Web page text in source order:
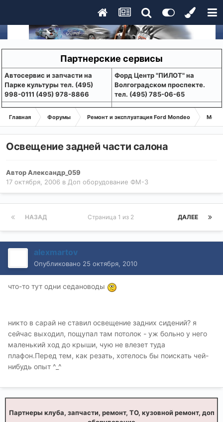
Партнерские сервисы
Aвтосервис и запчасти на
Парке культуры тел. (495)
998-0111 (495) 978-8866
Форд Центр "ПИЛОТ" на
Волгоградском проспекте.
тел. (495) 785-06-65
Главная Форумы Ремонт и эксплуатация Ford Mondeo
Освещение задней части салона
АвторАлександр_059
17 октября, 2006 в Доп оборудование ФМ-3
НАЗАД ДАЛЕЕ
Страница 1 из 2
alexmartov
Опубликовано 25 октября, 2010
что-то тут одни седановоды
никто в сарай не ставил освещение задних сидений? я
сейчас выходил, пощупал там потолок - уж больно у него
маленький ход до крыши, чую не влезет туда
плафон.Перед тем, как резать, хотелось бы поискать чей-
нибудь опыт ^_^
Партнеры клуба, запчасти, ремонт, ТО, кузовной ремонт, доп